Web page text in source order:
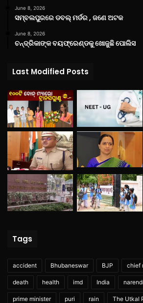
June 8, 2026
ସମ୍ବଲପୁରରେ ଡବଲ୍ ମର୍ଡର , ଜଣେ ଅଟକ
June 8, 2026
ଚନ୍ଦ୍ରିକାଙ୍କ ବୟଫ୍ରେଣ୍ଡକୁ ଖୋଜୁଛି ପୋଲିସ
Last Modified Posts
Tags
accident Bhubaneswar BJP chief
death health imd India
prime minister puri rain The Utkal